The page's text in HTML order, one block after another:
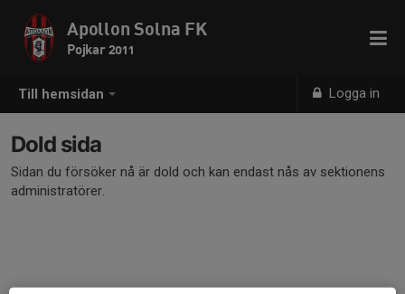
Till hemsidan Logga in
Apollon Solna FK
Pojkar 2011
Dold sida
Sidan du försöker nå är dold och kan endast nås av sektionens
administratörer.